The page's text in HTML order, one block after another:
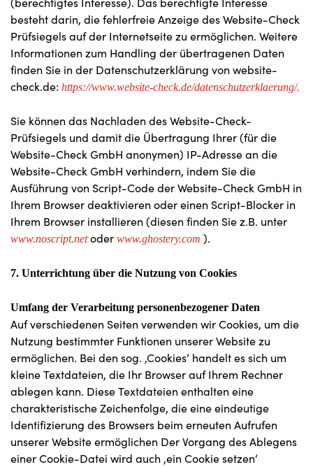
besteht darin, die fehlerfreie Anzeige des Website-Check
Prüfsiegels auf der Internetseite zu ermöglichen. Weitere
Informationen zum Handling der übertragenen Daten
finden Sie in der Datenschutzerklärung von website-
check.de: https://www.website-check.de/datenschutzerklaerung/.
Sie können das Nachladen des Website-Check-
Prüfsiegels und damit die Übertragung Ihrer (für die
Website-Check GmbH anonymen) IP-Adresse an die
Website-Check GmbH verhindern, indem Sie die
Ausführung von Script-Code der Website-Check GmbH in
Ihrem Browser deaktivieren oder einen Script-Blocker in
Ihrem Browser installieren (diesen finden Sie z.B. unter
www.noscript.netoder www.ghostery.com ).
7. Unterrichtung über die Nutzung von Cookies
Umfang der Verarbeitung personenbezogener Daten
Auf verschiedenen Seiten verwenden wir Cookies, um die
Nutzung bestimmter Funktionen unserer Website zu
ermöglichen. Bei den sog. ‚Cookies‘ handelt es sich um
kleine Textdateien, die Ihr Browser auf Ihrem Rechner
ablegen kann. Diese Textdateien enthalten eine
charakteristische Zeichenfolge, die eine eindeutige
Identifizierung des Browsers beim erneuten Aufrufen
unserer Website ermöglichen Der Vorgang des Ablegens
einer Cookie-Datei wird auch ‚ein Cookie setzen‘